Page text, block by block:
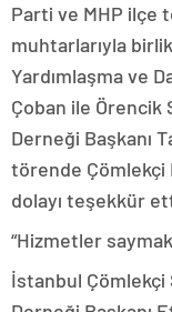
Parti ve MHP ilçe
muhtarlarıyla
Yardımlaşma ve
Çoban ile Örencik
Derneği Başkanı
törende Çömlekçi
dolayı teşekkür
“Hizmetler
İstanbul Çömlekçi